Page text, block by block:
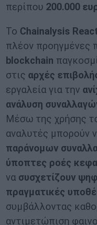
περίπου 200.000
Το Chainalysis
πλέον προηγμένες
blockchain
στις αρχές
εργαλεία για την
ανάλυση
Μέσω της χρήσης
αναλυτές μπορούν
παράνομων
ύποπτες ροές
να συσχετίζουν
πραγματικές
συμβάλλοντας
αντιμετώπιση